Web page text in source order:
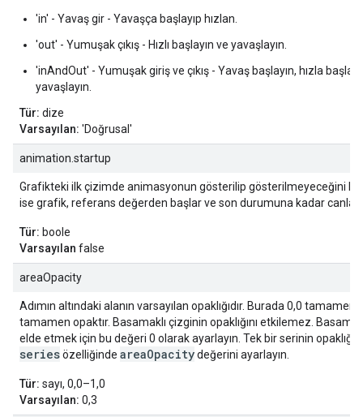
'in' - Yavaş gir - Yavaşça başlayıp hızlan.
'out' - Yumuşak çıkış - Hızlı başlayın ve yavaşlayın.
'inAndOut' - Yumuşak giriş ve çıkış - Yavaş başlayın, hızla
yavaşlayın.
Tür: dize
Varsayılan: 'Doğrusal'
animation.startup
Grafikteki ilk çizimde animasyonun gösterilip gösterilmeyeceğini
ise grafik, referans değerden başlar ve son durumuna kadar
Tür: boole
Varsayılan false
areaOpacity
Adımın altındaki alanın varsayılan opaklığıdır. Burada 0,0
tamamen opaktır. Basamaklı çizginin opaklığını etkilemez.
elde etmek için bu değeri 0 olarak ayarlayın. Tek bir serinin
seriesözelliğinde areaOpacitydeğerini ayarlayın.
Tür: sayı, 0,0–1,0
Varsayılan: 0,3